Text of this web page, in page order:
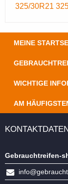
325/30R21
MEINE
WICHTIGE
AM
Gebrauchtreifen-